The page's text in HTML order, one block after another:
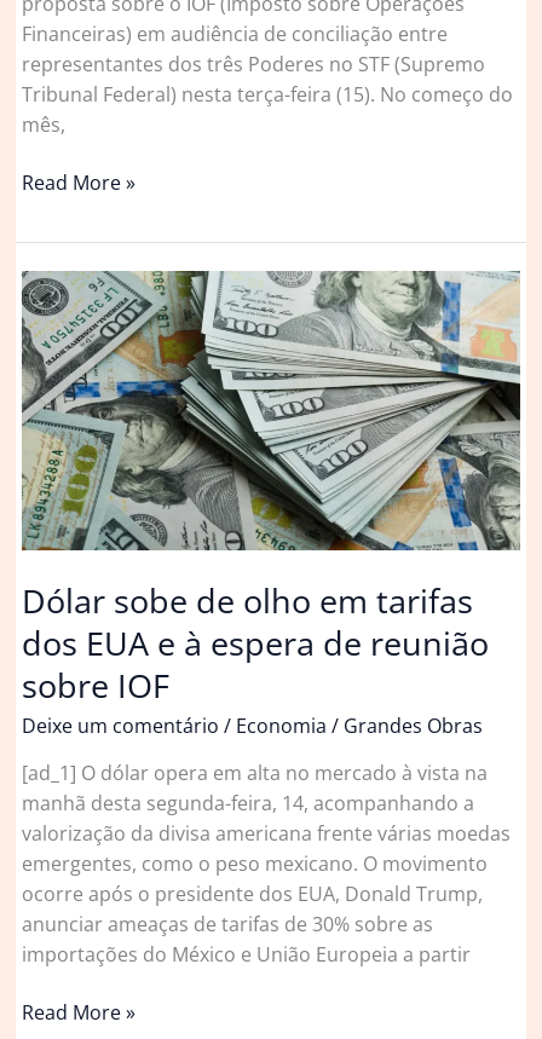
Financeiras) em audiência de conciliação entre
representantes dos três Poderes no STF (Supremo
Tribunal Federal) nesta terça-feira (15). No começo do
mês,
Rui
diz
que
governo
não
negocia
decreto
do
IOF
e
descarta
proposta
Read More »
Dólar sobe de olho em tarifas
dos EUA e à espera de reunião
sobre IOF
Deixe um comentário / Economia / Grandes Obras
[ad_1] O dólar opera em alta no mercado à vista na
manhã desta segunda-feira, 14, acompanhando a
valorização da divisa americana frente várias moedas
emergentes, como o peso mexicano. O movimento
ocorre após o presidente dos EUA, Donald Trump,
anunciar ameaças de tarifas de 30% sobre as
importações do México e União Europeia a partir
Dólar
Read More »